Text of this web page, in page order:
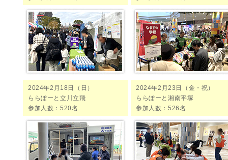
2024年2月18日（日）
ららぽーと立川立飛
参加人数：520名
2024年2月23日（金・祝）
ららぽーと湘南平塚
参加人数：526名